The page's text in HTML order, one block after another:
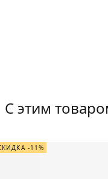
С этим
-11%